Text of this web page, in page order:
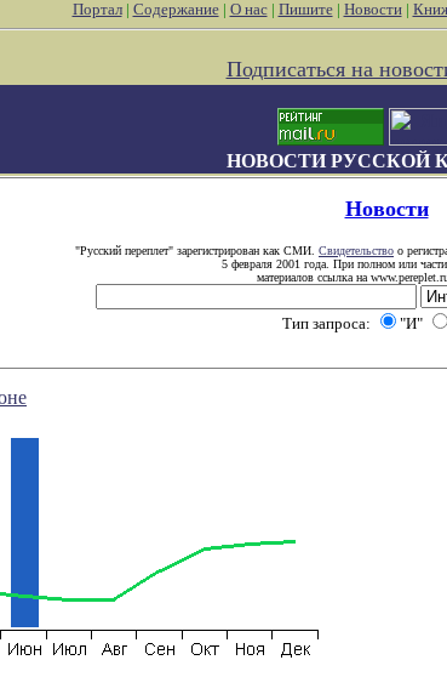
Портал| Содержание| О нас| Пишите| Новости|
Подписаться на
НОВОСТИ РУССКОЙ
Новости
"Русский переплет" зарегистрирован как СМИ. Свидетельство о
5 февраля 2001 года. При полном или
материалов ссылка на
Тип запроса: "И"